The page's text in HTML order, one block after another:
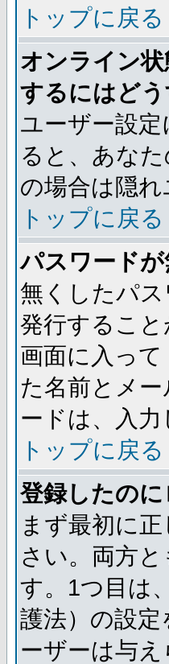
トップに戻る
オンライン
するにはど
ユーザー設
ると、あな
の場合は隠
トップに戻る
パスワード
無くしたパ
発行するこ
画面に入っ
た名前とメ
ードは、入
トップに戻る
登録したの
まず最初に
さい。両方
す。1つ目は
護法）の設
ーザーは与